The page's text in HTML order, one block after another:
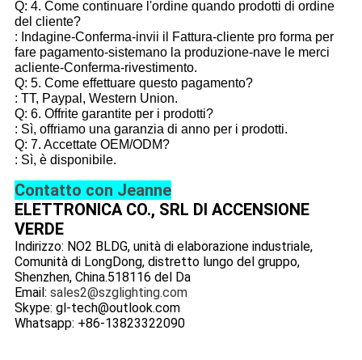
Q: 4. Come continuare l'ordine quando prodotti di ordine
del cliente?
: Indagine-Conferma-invii il Fattura-cliente pro forma per
fare pagamento-sistemano la produzione-nave le merci
acliente-Conferma-rivestimento.
Q: 5. Come effettuare questo pagamento?
: TT, Paypal, Western Union.
Q: 6. Offrite garantite per i prodotti?
: Sì, offriamo una garanzia di anno per i prodotti.
Q: 7. Accettate OEM/ODM?
: Sì, è disponibile.
Contatto con Jeanne
ELETTRONICA CO., SRL DI ACCENSIONE
VERDE
Indirizzo: NO2 BLDG, unità di elaborazione industriale,
Comunità di LongDong, distretto lungo del gruppo,
Shenzhen, China.518116 del Da
Email: sales2@szglighting.com
Skype: gl-tech@outlook.com
Whatsapp: +86-13823322090